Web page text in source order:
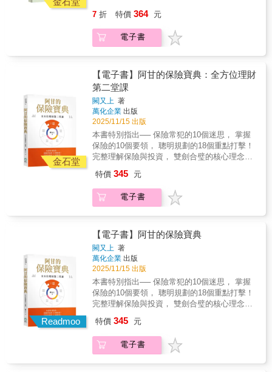
公寓，持分僅三分之一，叔叔一家仍居住其
中。小明在台北市工作，必須另行租屋居住，
每月支付租金新臺幣15,000元。依上述第3點規
定，小明名下的共有房屋可視為「非自有房
契約書、租金付款證明及相關佐證文件（如繼
承登記謄本、持分證明等）供國稅局審核。」
◆圖解重要概念，讓你輕鬆建立正確觀念，不
繳冤枉稅！談論稅的書一定會有類似以下讓人
頭腦打結的說明：「個人綜合所得稅採屬地主
義，不論本國人或外國人，只要有我國來源所
得者，即有繳稅義務。反之，若非我國來源所
得（如台灣人於國外工作所得），則免課我國
的所得稅。」本書也有類似文字，但是涉及重
要觀念，皆繪製圖表，讓讀者快速了解。◆完
「綜合所得稅＋最低稅負制＋分離課稅」，才
能構成完整的個人所得稅制。本書以深入淺出
的方式，解答人生中不同階段或面向（職涯發
展、投資理財、買房置產及財富傳承）面對的
重要財務及稅務議題。◆提供個人綜合所得、
投資理財、房地產、遺產傳承（含贈與）四大
主題的節稅要訣！本書提出25項節稅建議，例
如對房屋賣方而言，若在2016年前就持有，建
議房地拆分價格出售。由於房地合一新制於
2016年才上路，目前多數民眾持有的房地產還
是適用舊制。房屋因為逐年折舊而減少價值，
而近年來土地的公告現值逐漸調漲，長期持有
後，房屋價格占不動產總價的比例通常會降
低。因為「舊制」僅對房屋部分課所得稅，如
果你持有的「舊制」不動產，購買時有拆分房
義務人另行租屋居住仍得申報本項扣除額：1.
公告拆遷或危險房屋：房屋經政府公告拆遷，
或災後依《災害後危險建築物緊急評估辦法》
張貼危險標誌。2. 毀損不堪居住：房屋毀損面
使用。3. 繼承共有且持分未達全部：因繼承取
得共有房屋，申報戶內親屬之持分合計未達百
分之百。4. 就業、就學或就醫異地租屋：申報
戶成員因工作、求學或醫療等客觀因素必須異
地租屋，且名下合計僅有前三項以外之一戶房
屋供自住使用（含共有房屋）。5. 法定分居配
偶之房屋：夫妻符合法定分居條件並各自辦理
綜所稅申報，配偶名下持有之房屋。舉例來
說，小明在新北市繼承了父親與叔叔共有的老
公寓，持分僅三分之一，叔叔一家仍居住其
中。小明在台北市工作，必須另行租屋居住，
每月支付租金新臺幣15,000元。依上述第3點規
定，小明名下的共有房屋可視為「非自有房
契約書、租金付款證明及相關佐證文件（如繼
承登記謄本、持分證明等）供國稅局審核。」
◆圖解重要概念，讓你輕鬆建立正確觀念，不
繳冤枉稅！談論稅的書一定會有類似以下讓人
頭腦打結的說明：「個人綜合所得稅採屬地主
義，不論本國人或外國人，只要有我國來源所
得者，即有繳稅義務。反之，若非我國來源所
的所得稅。」本書也有類似文字，但是涉及重
整說明個人稅制，讓你的稅法知識超越同儕！
「綜合所得稅＋最低稅負制＋分離課稅」，才
能構成完整的個人所得稅制。本書以深入淺出
移轉方式稅金差很大房地產身兼「自住＋投
資」雙重功能，其資產價值較高的特性，稅負
自然高。在不動產贈與上，更需利用「台灣房
與傳承在合理稅制下有效進行財富傳承，確保
資產不因稅負壓力而縮水。掌握最佳的資產傳
承方式，確保未來世代能夠延續資產價值，不
因高額稅負而影響財富的累積與管理。還有聰
明移轉股權，少繳稅、多傳承。然後更進一
步，擴大社會影響力！
還是留債？從迷思到實戰，零基礎搞懂傳承三
大工具 資深財富規劃專家朱家棟 老師歷經無數
家庭諮詢、數百張案例推敲，傾注近一年心
思維—房產・保險・信託實戰篇》。 真正的財
富傳承，不是有錢人的專利，而是每個家庭都
必須面對的功課。本書正為了解決這個核心需
求而誕生，專注於提供大眾最需要、卻最欠缺
的傳承工具知識。 本書看點：解決家庭三大核
心傳承痛點 1. 房地合一新制＋遺贈稅規劃 ．
決策指南： 房產傳承，哪種方式最節稅、移轉
速度最快？ ．比較分析： 自己買賣、贈與、
繼承，如何評估利弊得失？ ．創造負債好處
多： 如何透過正確創造負債做好完全資產規
密： 要保人、被保人、受益人的最佳配置策
略。 ．資產保護： 如何運用保單的特性，避
免資產被強制執行。 ．金流安排： 如何利用
流。3. 信託工具的多角度應用？ ．需求判
斷： 到底哪些情況需要啟動信託？ ．情境設
計： 買房、交稅、分財產、照顧年邁父母的信
託規劃範例。 ．破除迷思： 將複雜的信託變
成「人人看得懂、用得起」的家庭工具。 這是
一本真正能用的「照表操課」工具書，用清晰
的操作流程與實際表單，帶您深究家庭最常遇
接上手操作的資產配置建議。您不需要具備法
律或稅務背景，也能有效避免高達90%的家庭
傳承錯誤。 朱老師深信，傳承不是財務規模的
問題，是家庭關係的問題。而本書提供的工
7 折 特價 364 元
電子書
金石堂
【電子書】阿甘的保險寶典：全方位理財
第二堂課
闕又上 著
萬化企業 出版
2025/11/15 出版
本書特別指出── 保險常犯的10個迷思， 掌握
保險的10個要領， 聰明規劃的18個重點打擊！
完整理解保險與投資， 雙劍合璧的核心理念！
重點打擊 ， 啟動保險思維，輔以投資策略，
讓保險守住風險底線，投資創造上限！ ‧你的保
險是「買」的，還是「規劃」來的？ ‧你是否繳
正確的保險規劃嗎？ ‧從理財的角度來看，台灣
人最愛的「儲蓄險保單」，究竟是靈丹還是毒
藥？ ‧買壽險，要選有現金值，還是無現金值的
保單比較好？ 闕又上老師以40年厚實的保險規
劃與理財管理經驗，在本書運用數據的支持，
加上對人性與人生的觀察，在眾多產品、銷售
技巧與利益衝突當中，整理出以簡御繁的規劃
軸線，簡單直擊核心。傳授如何用最少的成本
買到最大的保險，省下來的錢用來投資的「雙
題一：人生四大風險「生老病死」的保險建議
「半生（失能）、老、病、死」之人生四大風
險，要了解與規劃管理，就必須了解保險架構
特價 345 元
電子書
Readmoo
【電子書】阿甘的保險寶典
闕又上 著
萬化企業 出版
2025/11/15 出版
本書特別指出── 保險常犯的10個迷思， 掌握
保險的10個要領， 聰明規劃的18個重點打擊！
完整理解保險與投資， 雙劍合璧的核心理念！
重點打擊 ， 啟動保險思維，輔以投資策略，
讓保險守住風險底線，投資創造上限！ ‧你的保
險是「買」的，還是「規劃」來的？ ‧你是否繳
特價 345 元
電子書